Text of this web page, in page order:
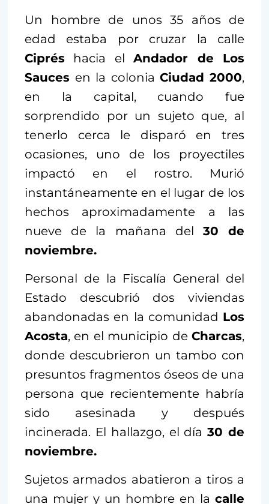
Un hombre de unos 35 años de
edad estaba por cruzar la calle
Ciprés hacia elAndador de Los
Sauces en la colonia Ciudad 2000,
en la capital, cuando fue
sorprendido por un sujeto que, al
tenerlo cerca le disparó en tres
ocasiones, uno de los proyectiles
impactó en el rostro. Murió
instantáneamente en el lugar de los
hechos aproximadamente a las
nueve de la mañana del 30 de
noviembre.
Personal de la Fiscalía General del
Estado descubrió dos viviendas
abandonadas en la comunidad Los
Acosta, en el municipio de Charcas,
donde descubrieron un tambo con
presuntos fragmentos óseos de una
persona que recientemente habría
sido asesinada y después
incinerada. El hallazgo, el día30 de
noviembre.
Sujetos armados abatieron a tiros a
una mujer y un hombre en la calle